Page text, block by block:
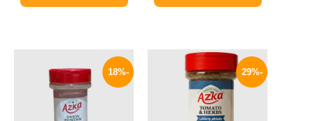
-29%
السعر
الأصلي
هو:
120 EGP.
السعر
هو:
85 EGP.
-18%
الأصلي
هو:
120 EGP.
الحالي
هو:
99 EGP.